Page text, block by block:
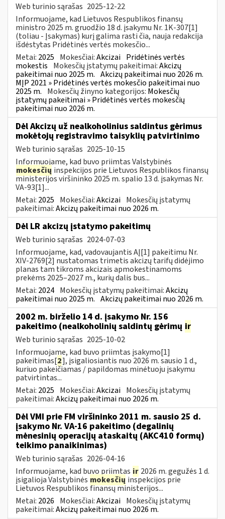
Web turinio sąrašas 2025-12-22
Informuojame, kad Lietuvos Respublikos finansų
ministro 2025 m. gruodžio 18 d. įsakymu Nr. 1K-307[1]
(toliau - Įsakymas) kurį galima rasti čia, nauja redakcija
išdėstytas Pridėtinės vertės mokesčio...
Metai: 2025 Mokesčiai:Akcizai Pridėtinės vertės
mokestis Mokesčių įstatymų pakeitimai:Akcizų
pakeitimai nuo 2025 m. Akcizų pakeitimai nuo 2026 m.
MĮP 2021 » Pridėtinės vertės mokesčio pakeitimai nuo
2025 m. Mokesčių žinyno kategorijos: Mokesčių
įstatymų pakeitimai » Pridėtinės vertės mokesčių
pakeitimai nuo 2026 m.
Dėl Akcizų už nealkoholinius saldintus gėrimus
mokėtojų registravimo taisyklių patvirtinimo
Web turinio sąrašas 2025-10-15
Informuojame, kad buvo priimtas Valstybinės
mokesčių inspekcijos prie Lietuvos Respublikos finansų
ministerijos viršininko 2025 m. spalio 13 d. įsakymas Nr.
VA-93[1]...
Metai: 2025 Mokesčiai:Akcizai Mokesčių įstatymų
pakeitimai:Akcizų pakeitimai nuo 2026 m.
Dėl LR akcizų įstatymo pakeitimų
Web turinio sąrašas 2024-07-03
Informuojame, kad, vadovaujantis AĮ[1] pakeitimu Nr.
XIV-2769[2] nustatomas trimetis akcizų tarifų didėjimo
planas tam tikroms akcizais apmokestinamoms
prekėms 2025–2027 m., kurių dalis bus...
Metai: 2024 Mokesčių įstatymų pakeitimai:Akcizų
pakeitimai nuo 2025 m. Akcizų pakeitimai nuo 2026 m.
2002 m. birželio 14 d. įsakymo Nr. 156
pakeitimo (nealkoholinių saldintų gėrimų ir
Web turinio sąrašas 2025-10-02
Informuojame, kad buvo priimtas įsakymo[1]
pakeitimas[2], įsigaliosiantis nuo 2026 m. sausio 1 d.,
kuriuo pakeičiamas / papildomas minėtuoju įsakymu
patvirtintas...
Metai: 2025 Mokesčiai:Akcizai Mokesčių įstatymų
pakeitimai:Akcizų pakeitimai nuo 2026 m.
Dėl VMI prie FM viršininko 2011 m. sausio 25 d.
įsakymo Nr. VA-16 pakeitimo (degalinių
mėnesinių operacijų ataskaitų (AKC410 formų)
teikimo panaikinimas)
Web turinio sąrašas 2026-04-16
Informuojame, kad buvo priimtas ir 2026 m. gegužės 1 d.
įsigalioja Valstybinės mokesčių inspekcijos prie
Lietuvos Respublikos finansų ministerijos...
Metai: 2026 Mokesčiai:Akcizai Mokesčių įstatymų
pakeitimai:Akcizų pakeitimai nuo 2026 m.